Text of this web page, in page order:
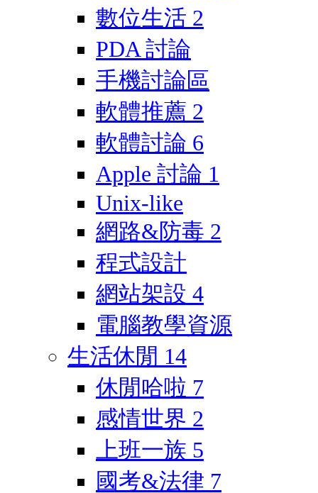
數位生活 2
PDA 討論
手機討論區
軟體推薦 2
軟體討論 6
Apple 討論 1
Unix-like
網路&防毒 2
程式設計
網站架設 4
電腦教學資源
生活休閒 14
休閒哈啦 7
感情世界 2
上班一族 5
國考&法律 7